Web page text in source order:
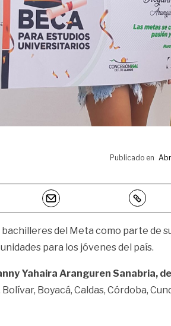
Publicado en
del Meta como parte de
para los jóvenes del país.
Yahaira Aranguren Sanabria,
Boyacá, Caldas, Córdoba,